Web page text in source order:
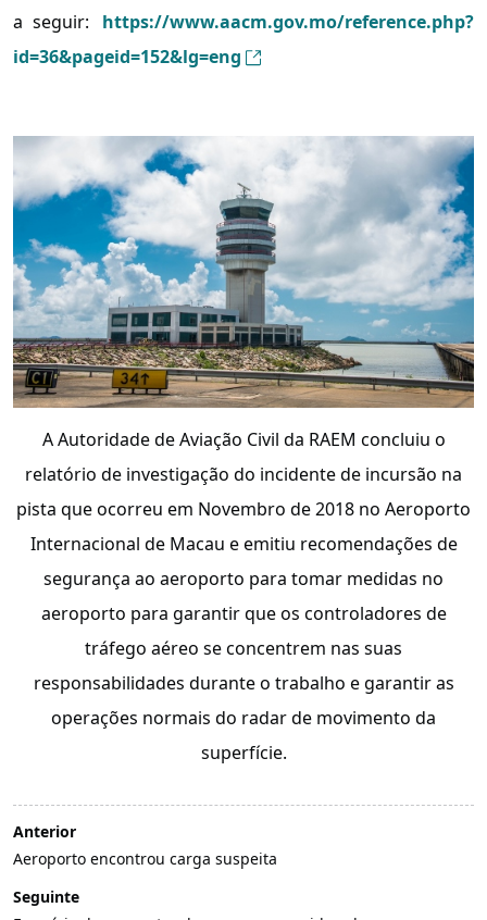
a seguir:
https://www.aacm.gov.mo/reference.php?
id=36&pageid=152&lg=eng
A Autoridade de Aviação Civil da RAEM concluiu o
relatório de investigação do incidente de incursão na
pista que ocorreu em Novembro de 2018 no Aeroporto
Internacional de Macau e emitiu recomendações de
segurança ao aeroporto para tomar medidas no
aeroporto para garantir que os controladores de
tráfego aéreo se concentrem nas suas
responsabilidades durante o trabalho e garantir as
operações normais do radar de movimento da
superfície.
Anterior
Aeroporto encontrou carga suspeita
Seguinte